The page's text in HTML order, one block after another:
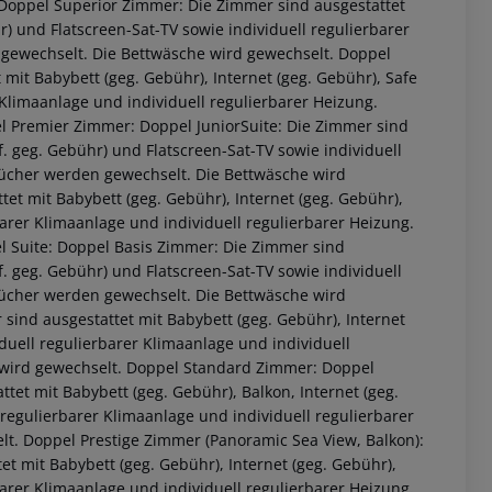
Superior Zimmer: Die Zimmer sind ausgestattet
und Flatscreen-Sat-TV sowie individuell regulierbarer
Die Bettwäsche wird gewechselt. Doppel
Babybett (geg. Gebühr), Internet (geg. Gebühr), Safe
und individuell regulierbarer Heizung.
Zimmer: Doppel JuniorSuite: Die Zimmer sind
Gebühr) und Flatscreen-Sat-TV sowie individuell
werden gewechselt. Die Bettwäsche wird
mit Babybett (geg. Gebühr), Internet (geg. Gebühr),
Klimaanlage und individuell regulierbarer Heizung.
Doppel Basis Zimmer: Die Zimmer sind
Gebühr) und Flatscreen-Sat-TV sowie individuell
werden gewechselt. Die Bettwäsche wird
ausgestattet mit Babybett (geg. Gebühr), Internet
regulierbarer Klimaanlage und individuell
gewechselt. Doppel Standard Zimmer: Doppel
mit Babybett (geg. Gebühr), Balkon, Internet (geg.
regulierbarer Klimaanlage und individuell regulierbarer
Doppel Prestige Zimmer (Panoramic Sea View, Balkon):
mit Babybett (geg. Gebühr), Internet (geg. Gebühr),